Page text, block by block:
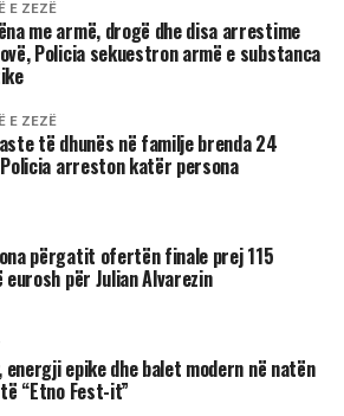
shqiptarë janë buzë
forcat e ushtrisë dhe policisë
të parreshtuara, hynë në fshatin
e shkatërruan në tërësi fshatin. Nga
e këtij fshati forcat srbe po e
Jabllanicën e Gjakovës, bën të ditur
në Klinë.
tej nën qiellin e hapur vazhdojnë të
shqiptarë të fshatrave të
së Klinës.
dhe humanitare e këtyre banorëve
E ZEZË
me armë, drogë dhe disa arrestime
Policia sekuestron armë e substanca
E ZEZË
të dhunës në familje brenda 24
arreston katër persona
përgatit ofertën finale prej 115
eurosh për Julian Alvarezin
energji epike dhe balet modern në natën
“Etno Fest-it”